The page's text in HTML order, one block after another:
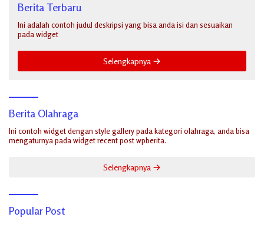
Berita Terbaru
Ini adalah contoh judul deskripsi yang bisa anda isi dan sesuaikan
pada widget
Selengkapnya
Berita Olahraga
Ini contoh widget dengan style gallery pada kategori olahraga, anda bisa
mengaturnya pada widget recent post wpberita.
Selengkapnya
Popular Post